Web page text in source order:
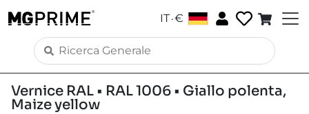
IT.€
Vernice RAL • RAL 1006 • Giallo polenta,
Maize yellow